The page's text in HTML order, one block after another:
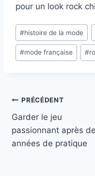
pour un look rock
Étiquettes
de
la
#histoire de la mode
#mode française #
Navigation
de
l’article
PRÉCÉDENT
Garder le jeu
passionnant après
années de pratique